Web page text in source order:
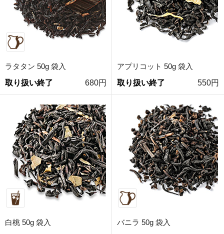
ラタタン 50g 袋入
取り扱い終了
680円
アプリコット 50g 袋入
取り扱い終了
550円
白桃 50g 袋入
バニラ 50g 袋入